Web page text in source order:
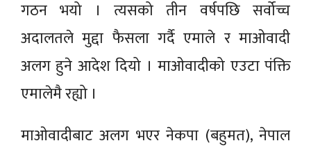
गठन भयो । त्यसको तीन वर्षपछि सर्वोच्च
अदालतले मुद्दा फैसला गर्दै एमाले र माओवादी
अलग हुने आदेश दियो । माओवादीको एउटा पंक्ति
एमालेमै रह्यो ।
माओवादीबाट अलग भएर नेकपा (बहुमत), नेपाल